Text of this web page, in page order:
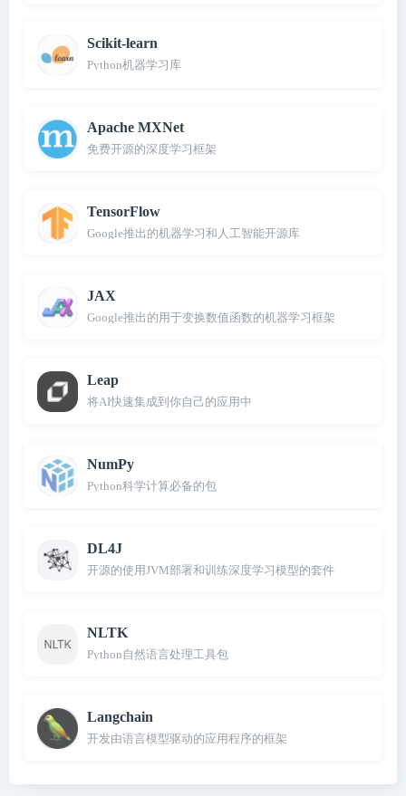
Scikit-learn
Python机器学习库
Apache MXNet
免费开源的深度学习框架
TensorFlow
Google推出的机器学习和人工智能开源库
JAX
Google推出的用于变换数值函数的机器学习框架
Leap
将AI快速集成到你自己的应用中
NumPy
Python科学计算必备的包
DL4J
开源的使用JVM部署和训练深度学习模型的套件
NLTK
Python自然语言处理工具包
Langchain
开发由语言模型驱动的应用程序的框架